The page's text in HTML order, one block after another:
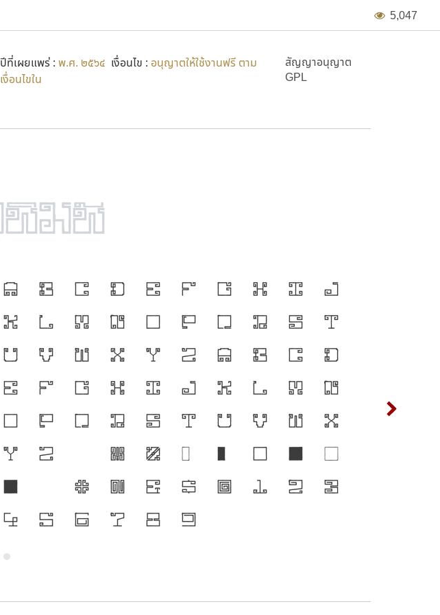
5,047
ปีที่เผยแพร่ : พ.ศ. ๒๕๖๔ เงื่อนไข : อนุญาตให้ใช้งานฟรี ตาม
เงื่อนไขใน
สัญญาอนุญาต
GPL
A B C D E F G H I J
K L M N P R S T
U V W X Y Z a b c d
e f g h i j k l m n
p r s t u v w x
y z ! % [
# @ & $ 0 1 2 3
4 5 6 7 8 9
ภาษา คือ เครื่องมือสำคัญที่ทำให้
ความเป็นชาติดำรงอยู่ได้ ตัวพิมพ์
คือ เครื่องมือสำคัญที่ทำให้ภาษา
ดำรงอยู่ได้ แบบตัวพิมพ์ที่พัฒนาทัน
กระแสการเปลี่ยนแปลง คือ
โครงสร้างแกร่งของสะพานที่เชื่อม
ตัวตนของชาติ จากปัจจุบันสู่อนาคต
ห